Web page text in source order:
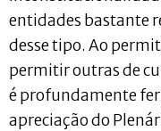
entidades bastante
desse tipo. Ao
permitir outras de
é profundamente
apreciação do